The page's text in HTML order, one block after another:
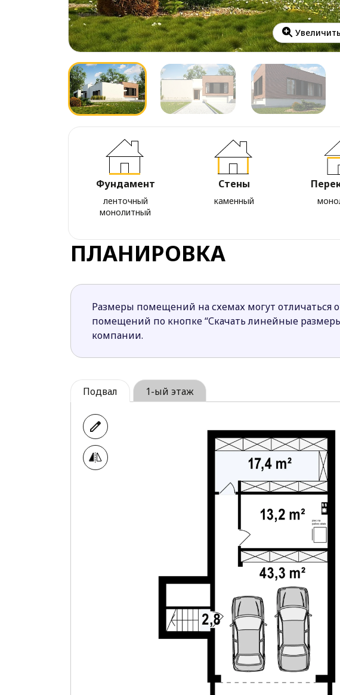
Увеличить
Фундамент
ленточный
монолитный
Стены
каменный
ПЛАНИРОВКА
Размеры помещений на схемах могут отличаться
помещений по кнопке “Скачать линейные
компании.
Подвал 1-ый этаж